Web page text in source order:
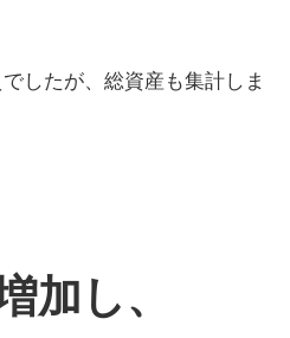
したが、総資産も集計しま
加し、